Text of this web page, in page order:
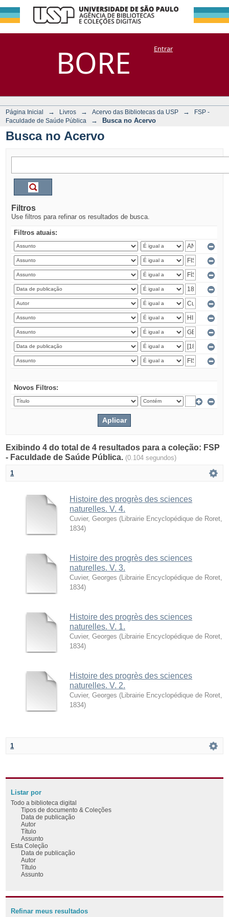
BORE
Busca no Acervo
DSpace/Manakin + CoriscoEntrar
Página Inicial → Livros → Acervo das Bibliotecas da USP →
FSP -
Faculdade de Saúde Pública
→ Busca no Acervo
Busca no Acervo
Filtros
Use filtros para refinar os resultados de busca.
Filtros atuais:
Novos Filtros:
Exibindo 4 do total de 4 resultados para a coleção: FSP
- Faculdade de Saúde Pública. (0.104 segundos)
1
Histoire des progrès des sciences
naturelles. V. 4.
Cuvier, Georges ( Librairie Encyclopédique de Roret
1834)
Histoire des progrès des sciences
naturelles. V. 3.
Cuvier, Georges ( Librairie Encyclopédique de Roret
1834)
Histoire des progrès des sciences
naturelles. V. 1.
Cuvier, Georges ( Librairie Encyclopédique de Roret
1834)
Histoire des progrès des sciences
naturelles. V. 2.
Cuvier, Georges ( Librairie Encyclopédique de Roret
1834)
1
Listar por
Todo a biblioteca digital
Tipos de documento & Coleções
Data de publicação
Autor
Título
Assunto
Esta Coleção
Data de publicação
Autor
Título
Assunto
Refinar meus resultados